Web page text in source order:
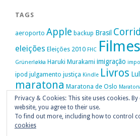
TAGS
aeroporto Apple backup Brasil
eleições Eleições 2010 FHC Filmes
Grünerløkka Haruki Murakami imigração
ipod julgamento justiça Kindle Livros
maratona Maratona de Oslo
movimento passe livre música nike Noruega
Portugal Privacidade protestos PT
Vitória da Conquista
Privacy & Cookies: This site uses cookies.
website, you agree to their use.
To find out more, including how to control
cookies